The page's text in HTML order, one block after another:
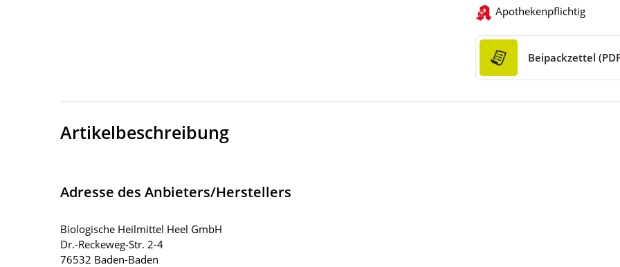
Apothekenpflichtig
Beipackzettel
Artikelbeschreibung
Adresse des Anbieters/Herstellers
Biologische Heilmittel Heel GmbH
Dr.-Reckeweg-Str. 2-4
76532 Baden-Baden